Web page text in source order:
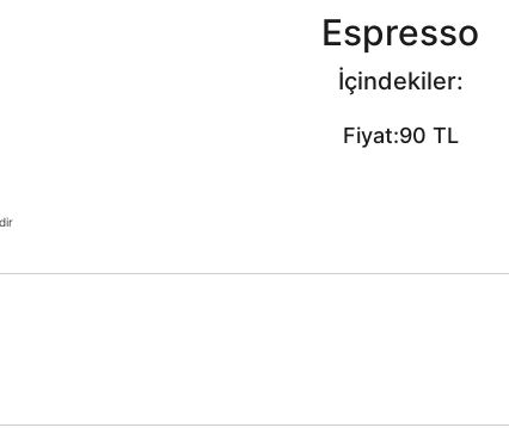
Espresso
İçindekiler:
Fiyat:90 TL